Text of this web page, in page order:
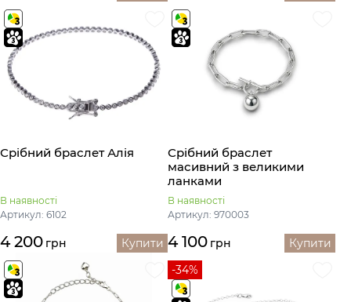
Срібний браслет Алія
В наявності
Артикул: 6102
4 200 грн Купити
Срібний браслет
масивний з великими
ланками
В наявності
Артикул: 970003
4 100 грн Купити
-34%